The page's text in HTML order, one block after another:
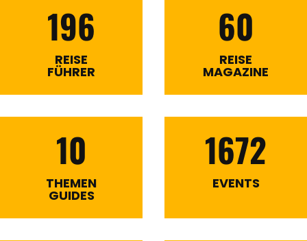
196
REISE
FÜHRER
60
REISE
MAGAZINE
10
THEMEN
GUIDES
1672
EVENTS